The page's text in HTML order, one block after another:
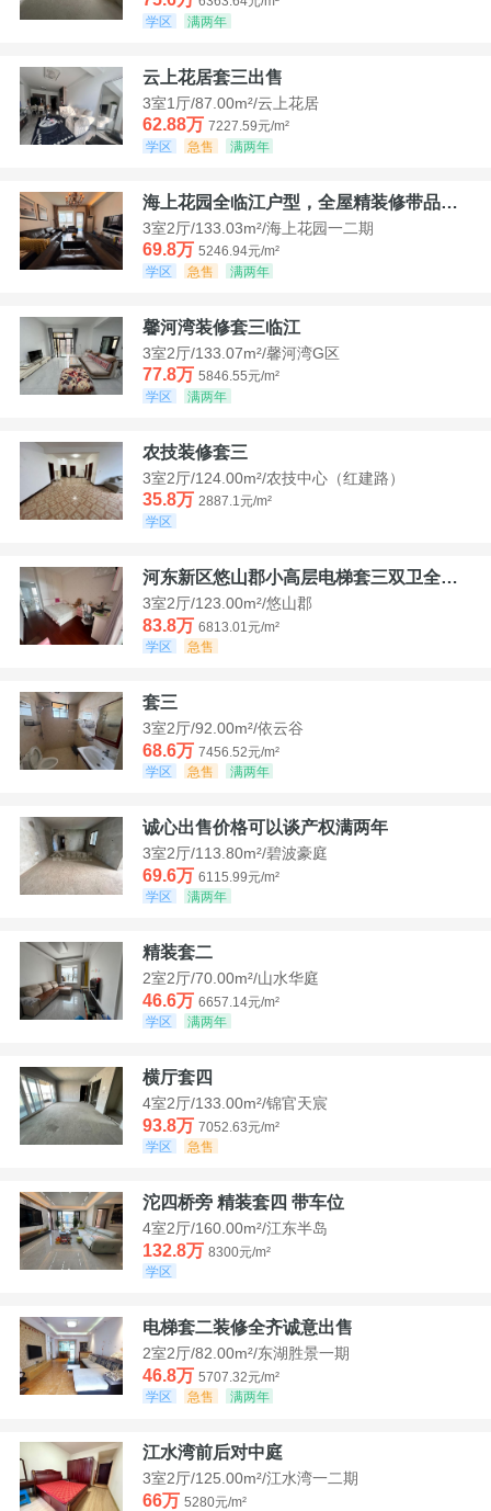
学区
满两年
云上花居套三出售
3室1厅/87.00m²/云上花居
62.88万 7227.59元/m²
学区
急售 满两年
海上花园全临江户型，全屋精装修带品牌家具家电，诚意出售！
3室2厅/133.03m²/海上花园一二期
69.8万 5246.94元/m²
学区
急售 满两年
馨河湾装修套三临江
3室2厅/133.07m²/馨河湾G区
77.8万 5846.55元/m²
学区
满两年
农技装修套三
3室2厅/124.00m²/农技中心（红建路）
35.8万 2887.1元/m²
学区
河东新区悠山郡小高层电梯套三双卫全装带家具家电
3室2厅/123.00m²/悠山郡
83.8万 6813.01元/m²
学区
急售
套三
3室2厅/92.00m²/依云谷
68.6万 7456.52元/m²
学区
急售 满两年
诚心出售价格可以谈产权满两年
3室2厅/113.80m²/碧波豪庭
69.6万 6115.99元/m²
学区
满两年
精装套二
2室2厅/70.00m²/山水华庭
46.6万 6657.14元/m²
学区
满两年
横厅套四
4室2厅/133.00m²/锦官天宸
93.8万 7052.63元/m²
学区
急售
沱四桥旁 精装套四 带车位
4室2厅/160.00m²/江东半岛
132.8万 8300元/m²
学区
电梯套二装修全齐诚意出售
2室2厅/82.00m²/东湖胜景一期
46.8万 5707.32元/m²
学区
急售 满两年
江水湾前后对中庭
3室2厅/125.00m²/江水湾一二期
66万 5280元/m²